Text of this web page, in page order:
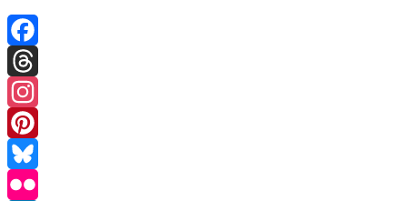
Facebook
Threads
Instagram
Pinterest
Bluesky